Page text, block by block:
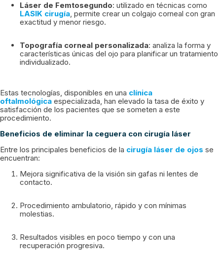
Láser de Femtosegundo: utilizado en técnicas como
LASIK cirugía, permite crear un colgajo corneal con gran
exactitud y menor riesgo.
Topografía corneal personalizada: analiza la forma y
características únicas del ojo para planificar un tratamiento
individualizado.
Estas tecnologías, disponibles en una clínica
oftalmológica especializada, han elevado la tasa de éxito y
satisfacción de los pacientes que se someten a este
procedimiento.
Beneficios de eliminar la ceguera con cirugía láser
Entre los principales beneficios de la cirugía láser de ojos se
encuentran:
Mejora significativa de la visión sin gafas ni lentes de
contacto.
Procedimiento ambulatorio, rápido y con mínimas
molestias.
Resultados visibles en poco tiempo y con una
recuperación progresiva.